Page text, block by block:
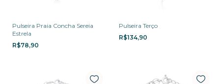
Pulseira Praia Concha Sereia
Estrela
R$78,90
Pulseira Terço
R$134,90